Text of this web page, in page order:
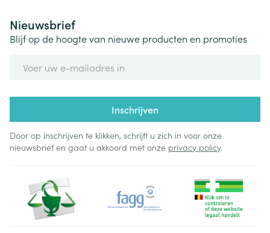
Nieuwsbrief
Blijf op de hoogte van nieuwe producten en promoties
Inschrijven
Door op inschrijven te klikken, schrijft u zich in voor onze
nieuwsbrief en gaat u akkoord met onze privacy policy.